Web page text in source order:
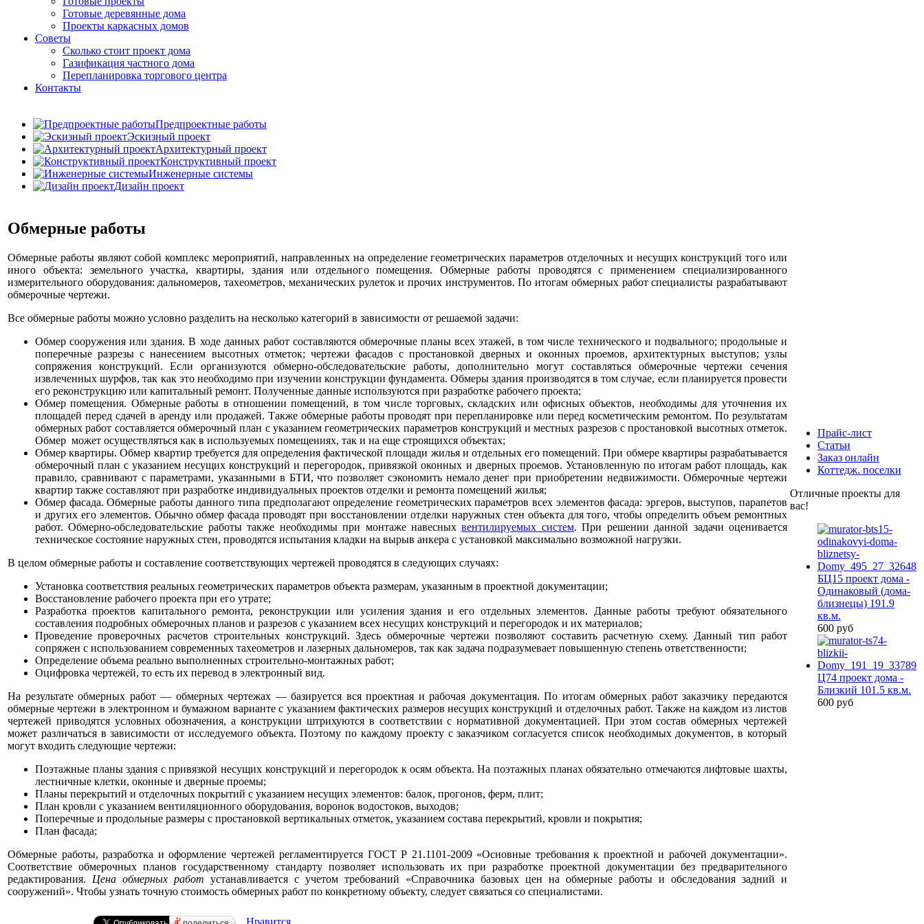
Готовые деревянные дома
Проекты каркасных домов
Советы
Сколько стоит проект дома
Газификация частного дома
Перепланировка торгового центра
Контакты
Предпроектные работы
Эскизный проект
Архитектурный проект
Конструктивный проект
Инженерные системы
Дизайн проект
Обмерные работы
Обмерные работы являют собой комплекс мероприятий, направленных на определение геометрических параметров отделочных и несущих конструкций того или
иного объекта: земельного участка, квартиры, здания или отдельного помещения. Обмерные работы проводятся с применением специализированного
измерительного оборудования: дальномеров, тахеометров, механических рулеток и прочих инструментов. По итогам обмерных работ специалисты разрабатывают
обмерочные чертежи.
Все обмерные работы можно условно разделить на несколько категорий в зависимости от решаемой задачи:
Обмер сооружения или здания. В ходе данных работ составляются обмерочные планы всех этажей, в том числе технического и подвального; продольные и
поперечные разрезы с нанесением высотных отметок; чертежи фасадов с простановкой дверных и оконных проемов, архитектурных выступов; узлы
сопряжения конструкций. Если организуются обмерно-обследовательские работы, дополнительно могут составляться обмерочные чертежи сечения
извлеченных шурфов, так как это необходимо при изучении конструкции фундамента. Обмеры здания производятся в том случае, если планируется провести
его реконструкцию или капитальный ремонт. Полученные данные используются при разработке рабочего проекта;
Обмер помещения. Обмерные работы в отношении помещений, в том числе торговых, складских или офисных объектов, необходимы для уточнения их
площадей перед сдачей в аренду или продажей. Также обмерные работы проводят при перепланировке или перед косметическим ремонтом. По результатам
обмерных работ составляется обмерочный план с указанием геометрических параметров конструкций и местных разрезов с простановкой высотных отметок.
Обмер может осуществляться как в используемых помещениях, так и на еще строящихся объектах;
Обмер квартиры. Обмер квартир требуется для определения фактической площади жилья и отдельных его помещений. При обмере квартиры разрабатывается
обмерочный план с указанием несущих конструкций и перегородок, привязкой оконных и дверных проемов. Установленную по итогам работ площадь, как
правило, сравнивают с параметрами, указанными в БТИ, что позволяет сэкономить немало денег при приобретении недвижимости. Обмерочные чертежи
квартир также составляют при разработке индивидуальных проектов отделки и ремонта помещений жилья;
Обмер фасада. Обмерные работы данного типа предполагают определение геометрических параметров всех элементов фасада: эргеров, выступов, парапетов
и других его элементов. Обычно обмер фасада проводят при восстановлении отделки наружных стен объекта для того, чтобы определить объем ремонтных
работ. Обмерно-обследовательские работы также необходимы при монтаже навесныхвентилируемых систем. При решении данной задачи оценивается
техническое состояние наружных стен, проводятся испытания кладки на вырыв анкера с установкой максимально возможной нагрузки.
В целом обмерные работы и составление соответствующих чертежей проводятся в следующих случаях:
Установка соответствия реальных геометрических параметров объекта размерам, указанным в проектной документации;
Восстановление рабочего проекта при его утрате;
Разработка проектов капитального ремонта, реконструкции или усиления здания и его отдельных элементов. Данные работы требуют обязательного
составления подробных обмерочных планов и разрезов с указанием всех несущих конструкций и перегородок и их материалов;
Проведение проверочных расчетов строительных конструкций. Здесь обмерочные чертежи позволяют составить расчетную схему. Данный тип работ
сопряжен с использованием современных тахеометров и лазерных дальномеров, так как задача подразумевает повышенную степень ответственности;
Определение объема реально выполненных строительно-монтажных работ;
Оцифровка чертежей, то есть их перевод в электронный вид.
На результате обмерных работ — обмерных чертежах — базируется вся проектная и рабочая документация. По итогам обмерных работ заказчику передаются
обмерные чертежи в электронном и бумажном варианте с указанием фактических размеров несущих конструкций и отделочных работ. Также на каждом из листов
чертежей приводятся условных обозначения, а конструкции штрихуются в соответствии с нормативной документацией. При этом состав обмерных чертежей
может различаться в зависимости от исследуемого объекта. Поэтому по каждому проекту с заказчиком согласуется список необходимых документов, в который
могут входить следующие чертежи:
Поэтажные планы здания с привязкой несущих конструкций и перегородок к осям объекта. На поэтажных планах обязательно отмечаются лифтовые шахты,
лестничные клетки, оконные и дверные проемы;
Планы перекрытий и отделочных покрытий с указанием несущих элементов: балок, прогонов, ферм, плит;
План кровли с указанием вентиляционного оборудования, воронок водостоков, выходов;
Поперечные и продольные размеры с простановкой вертикальных отметок, указанием состава перекрытий, кровли и покрытия;
План фасада;
Обмерные работы, разработка и оформление чертежей регламентируется ГОСТ Р 21.1101-2009 «Основные требования к проектной и рабочей документации».
Соответствие обмерочных планов государственному стандарту позволяет использовать их при разработке проектной документации без предварительного
редактирования. Цена обмерных работ устанавливается с учетом требований «Справочника базовых цен на обмерные работы и обследования задний и
сооружений». Чтобы узнать точную стоимость обмерных работ по конкретному объекту, следует связаться со специалистами.
Нравится
Прайс-лист
Статьи
Заказ онлайн
Коттедж. поселки
Отличные проекты для
вас!
БЦ15 проект дома -
Одинаковый (домa-
близнецы) 191.9
кв.м.
600 руб
Ц74 проект дома -
Близкий 101.5 кв.м.
600 руб